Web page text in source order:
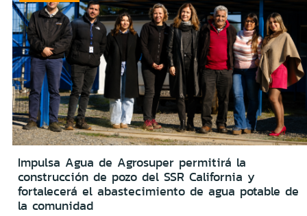
Impulsa Agua de Agrosuper permitirá la
construcción de pozo del SSR California y
fortalecerá el abastecimiento de agua potable de
la comunidad